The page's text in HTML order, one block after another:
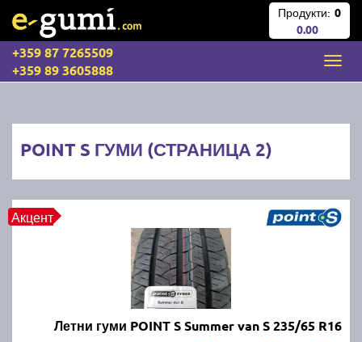
Продукти: 0
0.00
+359 87 7265509
+359 89 3605888
POINT S ГУМИ (СТРАНИЦА 2)
Акцент
Летни гуми POINT S Summer van S 235/65 R16